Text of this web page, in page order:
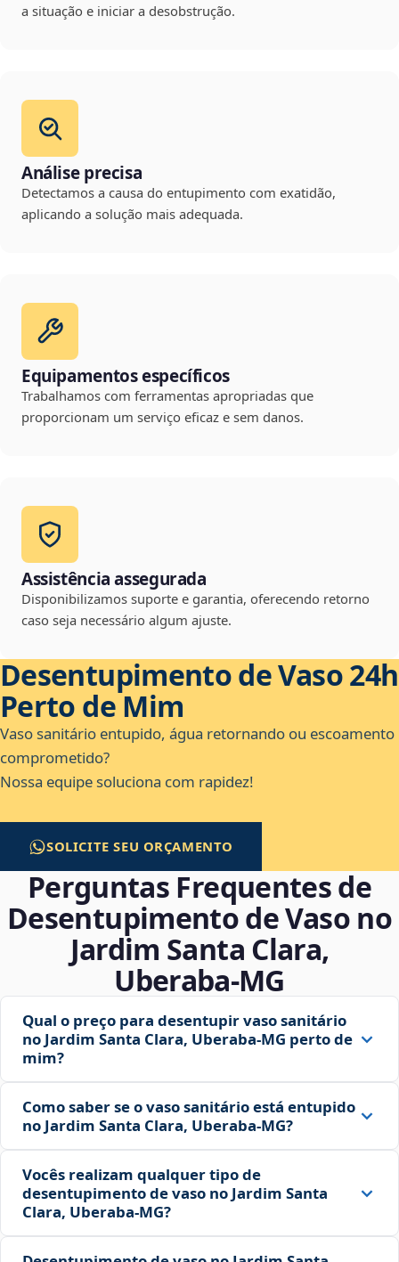
a situação e iniciar a desobstrução.
Análise precisa
Detectamos a causa do entupimento com exatidão,
aplicando a solução mais adequada.
Equipamentos específicos
Trabalhamos com ferramentas apropriadas que
proporcionam um serviço eficaz e sem danos.
Assistência assegurada
Disponibilizamos suporte e garantia, oferecendo retorno
caso seja necessário algum ajuste.
Desentupimento de Vaso 24h
Perto de Mim
Vaso sanitário entupido, água retornando ou escoamento
comprometido?
Nossa equipe soluciona com rapidez!
SOLICITE SEU ORÇAMENTO
Perguntas Frequentes de
Desentupimento de Vaso no
Jardim Santa Clara,
Uberaba‑MG
Qual o preço para desentupir vaso sanitário
no Jardim Santa Clara, Uberaba‑MG perto de
mim?
Como saber se o vaso sanitário está entupido
no Jardim Santa Clara, Uberaba‑MG?
Vocês realizam qualquer tipo de
desentupimento de vaso no Jardim Santa
Clara, Uberaba‑MG?